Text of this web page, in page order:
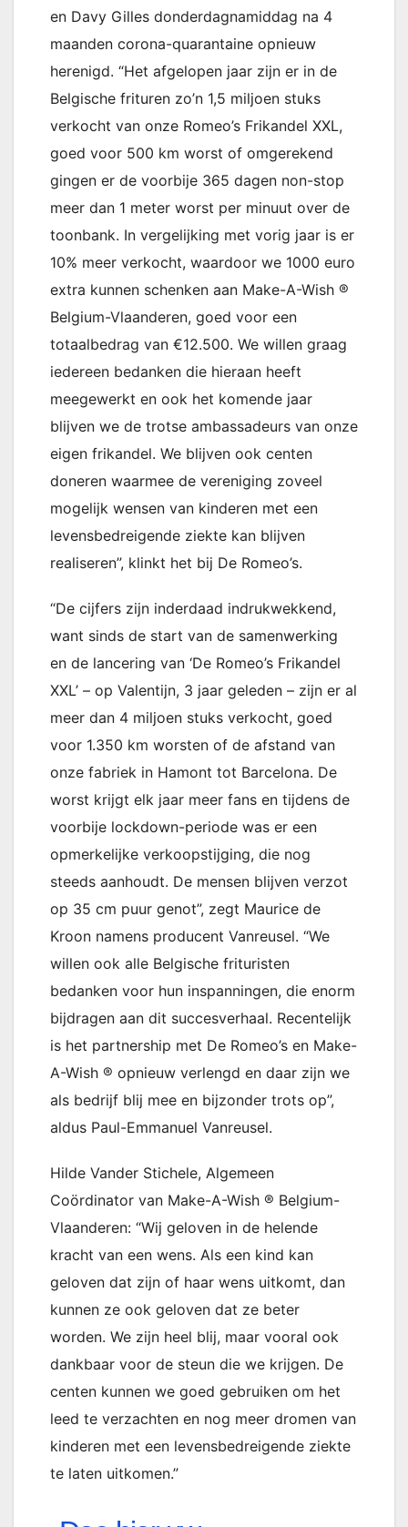
en Davy Gilles donderdagnamiddag na 4
maanden corona-quarantaine opnieuw
herenigd. “Het afgelopen jaar zijn er in de
Belgische frituren zo’n 1,5 miljoen stuks
verkocht van onze Romeo’s Frikandel XXL,
goed voor 500 km worst of omgerekend
gingen er de voorbije 365 dagen non-stop
meer dan 1 meter worst per minuut over de
toonbank. In vergelijking met vorig jaar is er
10% meer verkocht, waardoor we 1000 euro
extra kunnen schenken aan Make-A-Wish ®
Belgium-Vlaanderen, goed voor een
totaalbedrag van €12.500. We willen graag
iedereen bedanken die hieraan heeft
meegewerkt en ook het komende jaar
blijven we de trotse ambassadeurs van onze
eigen frikandel. We blijven ook centen
doneren waarmee de vereniging zoveel
mogelijk wensen van kinderen met een
levensbedreigende ziekte kan blijven
realiseren”, klinkt het bij De Romeo’s.
“De cijfers zijn inderdaad indrukwekkend,
want sinds de start van de samenwerking
en de lancering van ‘De Romeo’s Frikandel
XXL’ – op Valentijn, 3 jaar geleden – zijn er al
meer dan 4 miljoen stuks verkocht, goed
voor 1.350 km worsten of de afstand van
onze fabriek in Hamont tot Barcelona. De
worst krijgt elk jaar meer fans en tijdens de
voorbije lockdown-periode was er een
opmerkelijke verkoopstijging, die nog
steeds aanhoudt. De mensen blijven verzot
op 35 cm puur genot”, zegt Maurice de
Kroon namens producent Vanreusel. “We
willen ook alle Belgische frituristen
bedanken voor hun inspanningen, die enorm
bijdragen aan dit succesverhaal. Recentelijk
is het partnership met De Romeo’s en Make-
A-Wish ® opnieuw verlengd en daar zijn we
als bedrijf blij mee en bijzonder trots op”,
aldus Paul-Emmanuel Vanreusel.
Hilde Vander Stichele, Algemeen
Coördinator van Make-A-Wish ® Belgium-
Vlaanderen: “Wij geloven in de helende
kracht van een wens. Als een kind kan
geloven dat zijn of haar wens uitkomt, dan
kunnen ze ook geloven dat ze beter
worden. We zijn heel blij, maar vooral ook
dankbaar voor de steun die we krijgen. De
centen kunnen we goed gebruiken om het
leed te verzachten en nog meer dromen van
kinderen met een levensbedreigende ziekte
te laten uitkomen.”